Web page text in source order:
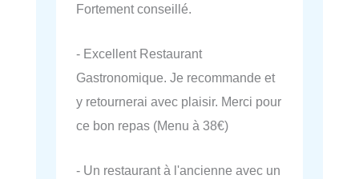
Fortement conseillé.
- Excellent Restaurant
Gastronomique. Je recommande et
y retournerai avec plaisir. Merci pour
ce bon repas (Menu à 38€)
- Un restaurant à l'ancienne avec un